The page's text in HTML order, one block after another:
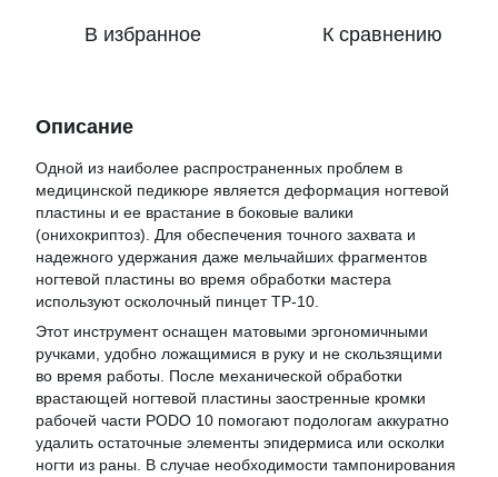
В избранное К сравнению
Описание
Одной из наиболее распространенных проблем в
медицинской педикюре является деформация ногтевой
пластины и ее врастание в боковые валики
(онихокриптоз). Для обеспечения точного захвата и
надежного удержания даже мельчайших фрагментов
ногтевой пластины во время обработки мастера
используют осколочный пинцет TP-10.
Этот инструмент оснащен матовыми эргономичными
ручками, удобно ложащимися в руку и не скользящими
во время работы. После механической обработки
врастающей ногтевой пластины заостренные кромки
рабочей части PODO 10 помогают подологам аккуратно
удалить остаточные элементы эпидермиса или осколки
ногти из раны. В случае необходимости тампонирования